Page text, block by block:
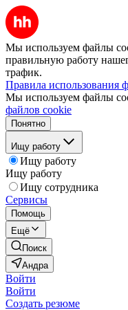
Мы используем файлы
правильную работу
трафик.
Правила использования
Мы используем файлы
файлов cookie
Понятно
Ищу работу
Ищу работу
Ищу работу
Ищу сотрудника
Сервисы
Помощь
Ещё
Поиск
Андра
Войти
Войти
Создать резюме